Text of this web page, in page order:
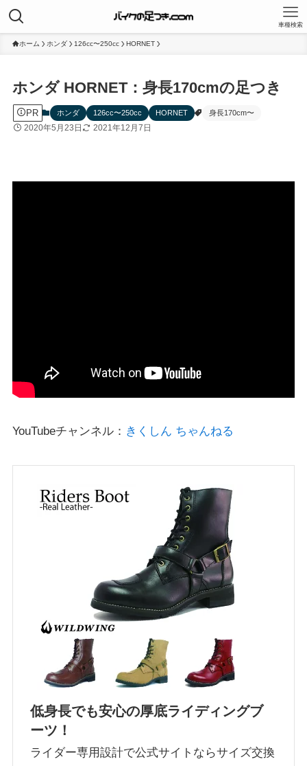
車種検索
ホーム ホンダ 126cc〜250cc HORNET
ホンダ HORNET：身長170cmの足つき
PR ホンダ 126cc〜250cc HORNET 身長170cm〜
2020年5月23日 2021年12月7日
YouTubeチャンネル： きくしん ちゃんねる
低身長でも安心の厚底ライディングブ
ーツ！
ライダー専用設計で公式サイトならサイズ交換